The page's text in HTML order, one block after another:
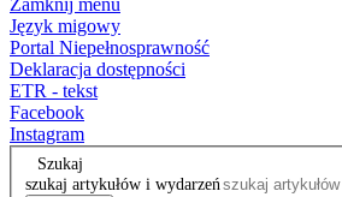
Język migowy
Portal Niepełnosprawność
Deklaracja dostępności
ETR - tekst
Facebook
Instagram
Szukaj
szukaj artykułów i wydarzeń